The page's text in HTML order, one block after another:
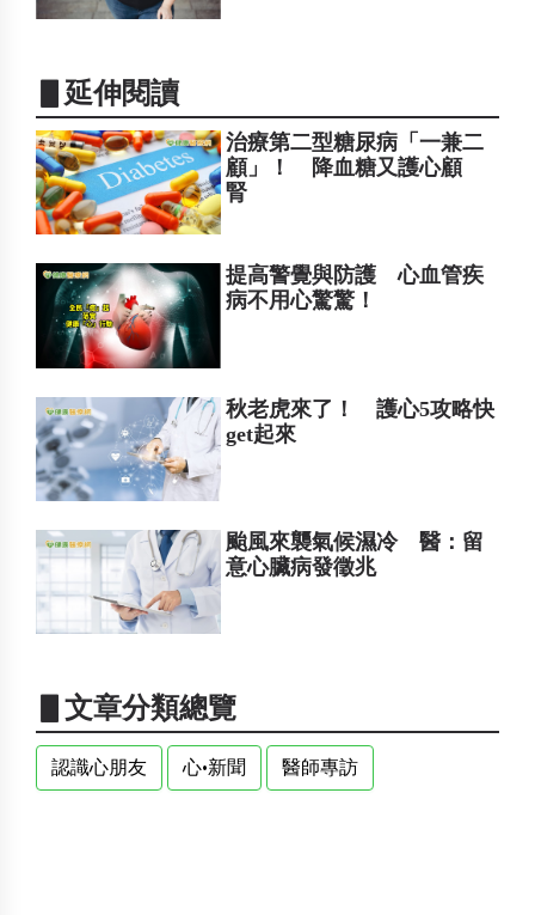
▋延伸閱讀
治療第二型糖尿病「一兼二
顧」！ 降血糖又護心顧
腎
提高警覺與防護 心血管疾
病不用心驚驚！
秋老虎來了！ 護心5攻略快
get起來
颱風來襲氣候濕冷 醫：留
意心臟病發徵兆
▋文章分類總覽
認識心朋友 心•新聞 醫師專訪